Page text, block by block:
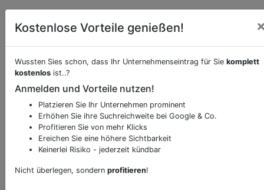
Beschreibung & Services von
Sie möchten eine Beschreibung, Dienstleistung
oder andere relevante Informationen hinzufügen?
Klicken Sie bittehierum uns zu kontaktieren.
Gerne erweitern wir Ihren Firmeneintrag um
Sonderangebote odere besondere Services, die
Ihr Unternehmen anbietet und womit Sie sich von
Kostenlose Vorteile genießen!
Wussten Sies schon, dass Ihr Unternehmenseintrag für Sie komplett
kostenlos ist..?
Anmelden und Vorteile nutzen!
Platzieren Sie Ihr Unternehmen prominent
Erhöhen Sie ihre Suchreichweite bei Google & Co.
Profitieren Sie von mehr Klicks
Ereichen Sie eine höhere Sichtbarkeit
Keinerlei Risiko - jederzeit kündbar
Nicht überlegen, sondern profitieren!